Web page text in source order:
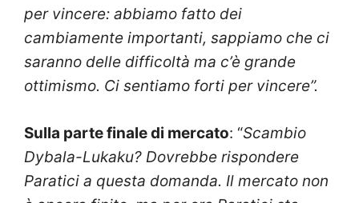
per vincere: abbiamo fatto dei
cambiamente importanti, sappiamo che ci
saranno delle difficoltà ma c’è grande
ottimismo. Ci sentiamo forti per vincere”.
Sulla parte finale di mercato: “Scambio
Dybala-Lukaku? Dovrebbe rispondere
Paratici a questa domanda. Il mercato non